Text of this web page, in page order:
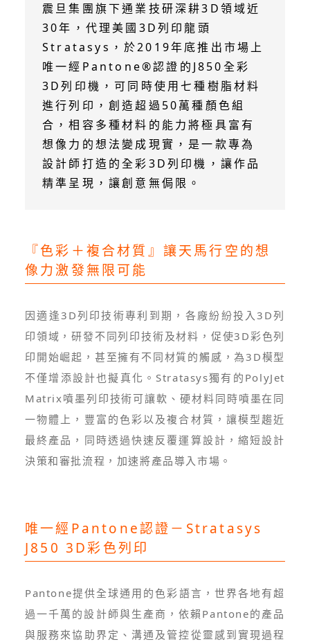
震旦集團旗下通業技研深耕3D領域近
30年，代理美國3D列印龍頭
Stratasys，於2019年底推出市場上
唯一經Pantone®認證的J850全彩
3D列印機，可同時使用七種樹脂材料
進行列印，創造超過50萬種顏色組
合，相容多種材料的能力將極具富有
想像力的想法變成現實，是一款專為
設計師打造的全彩3D列印機，讓作品
精準呈現，讓創意無侷限。
『色彩＋複合材質』讓天馬行空的想
像力激發無限可能
因適逢3D列印技術專利到期，各廠紛紛投入3D列
印領域，研發不同列印技術及材料，促使3D彩色列
印開始崛起，甚至擁有不同材質的觸感，為3D模型
不僅增添設計也擬真化。Stratasys獨有的PolyJet
Matrix噴墨列印技術可讓軟、硬材料同時噴墨在同
一物體上，豐富的色彩以及複合材質，讓模型趨近
最終產品，同時透過快速反覆運算設計，縮短設計
決策和審批流程，加速將產品導入市場。
唯一經Pantone認證－Stratasys
J850 3D彩色列印
Pantone提供全球通用的色彩語言，世界各地有超
過一千萬的設計師與生產商，依賴Pantone的產品
與服務來協助界定、溝通及管控從靈感到實現過程